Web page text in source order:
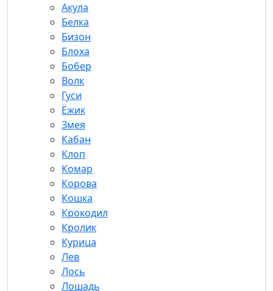
Акула
Белка
Бизон
Блоха
Бобер
Волк
Гуси
Ёжик
Змея
Кабан
Клоп
Комар
Корова
Кошка
Крокодил
Кролик
Курица
Лев
Лось
Лошадь